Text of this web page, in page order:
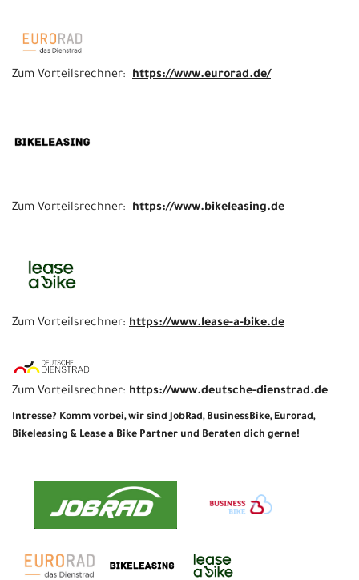
Zum Vorteilsrechner: https://www.eurorad.de/
Zum Vorteilsrechner: https://www.bikeleasing.de
Zum Vorteilsrechner: https://www.lease-a-bike.de
Zum Vorteilsrechner: https://www.deutsche-dienstrad.de
Intresse? Komm vorbei, wir sind JobRad, BusinessBike, Eurorad,
Bikeleasing & Lease a Bike Partner und Beraten dich gerne!